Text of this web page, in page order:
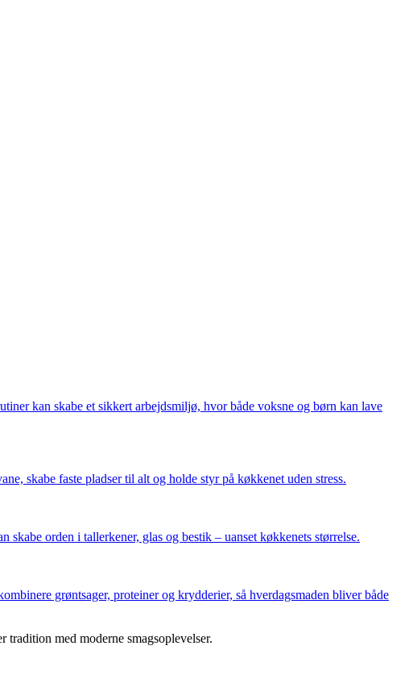
kan skabe et sikkert arbejdsmiljø, hvor både voksne og børn kan lave
skabe faste pladser til alt og holde styr på køkkenet uden stress.
orden i tallerkener, glas og bestik – uanset køkkenets størrelse.
grøntsager, proteiner og krydderier, så hverdagsmaden bliver både
med moderne smagsoplevelser.